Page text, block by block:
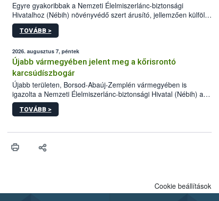
Egyre gyakoribbak a Nemzeti Élelmiszerlánc-biztonsági
Hivatalhoz (Nébih) növényvédő szert árusító, jellemzően külföldi
honlapok kapcsán érkező bejelentések. Emellett az ilyen
termékeket kínáló kéretlen online reklámok mennyisége is
összegyűjtötte az illegális növényvédő szerek kapcsán
előforduló árulkodó jeleket, valamint a webáruházakból való
vásárlás kockázatait.
TOVÁBB >
2026. augusztus 7, péntek
Újabb vármegyében jelent meg a kőrisrontó
karcsúdíszbogár
Újabb területen, Borsod-Abaúj-Zemplén vármegyében is
igazolta a Nemzeti Élelmiszerlánc-biztonsági Hivatal (Nébih) a
kőrisrontó karcsúdíszbogár (Agrilus planipennis) jelenlétét. A
kártevőt nem csak színcsapdában találták meg, de már fertőzött
az intenzív felderítést, emellett az intézkedéseket a szlovák
TOVÁBB >
Cookie beállítások